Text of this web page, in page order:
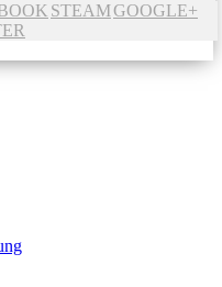
STEAMGOOGLE+